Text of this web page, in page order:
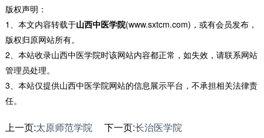
版权声明：
1、本文内容转载于山西中医学院(www.sxtcm.com)，或有会员发布，
版权归原网站所有。
2、本站收录山西中医学院时该网站内容都正常，如失效，请联系网站
管理员处理。
3、本站仅提供山西中医学院网站的信息展示平台，不承担相关法律责
任。
上一页:太原师范学院 下一页:长治医学院